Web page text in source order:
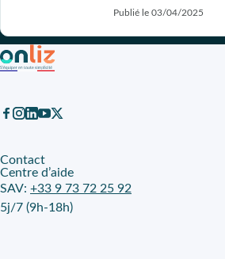
Publié le 03/04/2025
Contact
Centre d’aide
SAV: +33 9 73 72 25 92
5j/7 (9h-18h)